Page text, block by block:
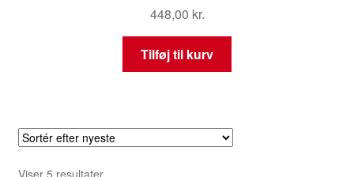
448,00 kr.
Tilføj til kurv
Sorteret